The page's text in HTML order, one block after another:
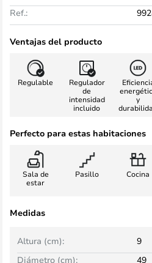
Ref.:
Ventajas del producto
Regulable
Regulador
de
intensidad
incluido
y
Perfecto para estas habitaciones
Sala de
estar
Pasillo Cocina
Medidas
Altura (cm):
9
Diámetro (cm):
49